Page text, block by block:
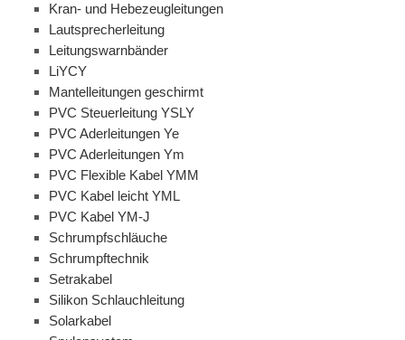
Kran- und Hebezeugleitungen
Lautsprecherleitung
Leitungswarnbänder
LiYCY
Mantelleitungen geschirmt
PVC Steuerleitung YSLY
PVC Aderleitungen Ye
PVC Aderleitungen Ym
PVC Flexible Kabel YMM
PVC Kabel leicht YML
PVC Kabel YM-J
Schrumpfschläuche
Schrumpftechnik
Setrakabel
Silikon Schlauchleitung
Solarkabel